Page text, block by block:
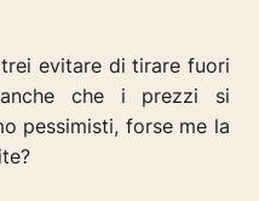
evitare di tirare fuori
che i prezzi si
pessimisti, forse me la